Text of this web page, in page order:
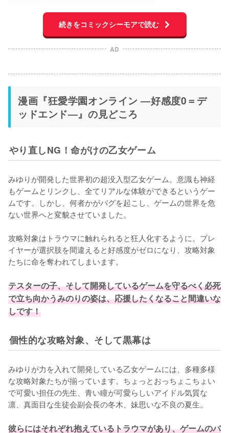
続きをコミックシーモアで読む
AD
漫画『狂愛学園オンライン ―好感度0＝デ
ッドエンド―』の見どころ
やり直しNG！命がけの乙女ゲーム
みゆりが開発した世界初の超没入型乙女ゲーム。意識も神経
もゲームとリンクし、全てリアルな体験ができるというゲー
ムです。しかし、何者かがバグを起こし、ゲームの世界を危
ない世界へと変貌させていました。
攻略対象はトラウマに触れられると狂人化するように。プレ
イヤーが選択肢を間違えると好感度がゼロになり、攻略対象
たちに命を奪われてしまいます。
テスターの子、そして開発しているゲームを守るべく必死
で立ち向かうみのりの姿は、応援したくなること間違いな
しです！
個性的な攻略対象、そして黒幕は
みゆりが力を入れて開発している乙女ゲームには、多種多様
な攻略対象たちが揃っています。ちょっとおっちょこちょい
で可愛い担任の先生、青い瞳が可愛らしいアイドル気質な
凛、真面目な生徒会副会長の冬木、妹思いな不良の夏生。
彼らにはそれぞれ抱えているトラウマがあり、ゲームのバ